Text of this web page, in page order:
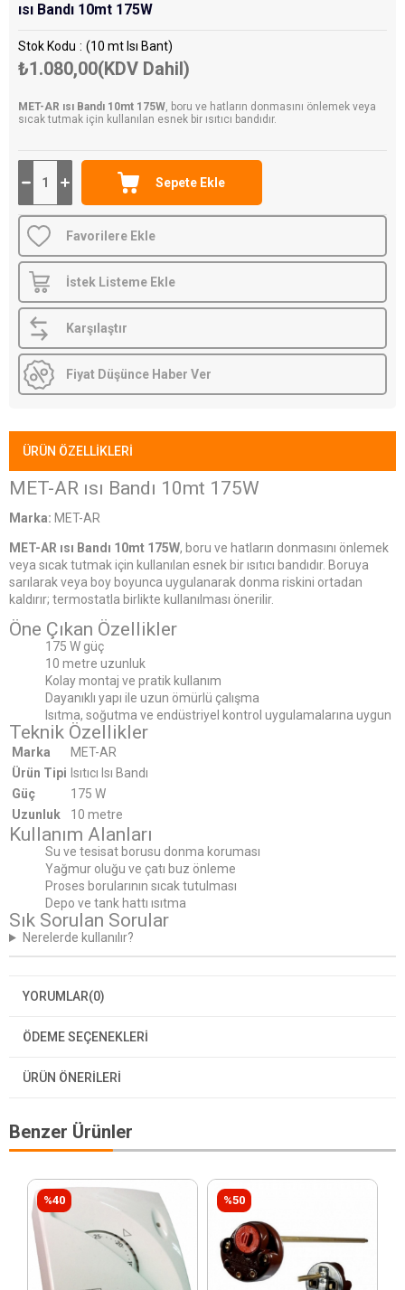
ısı Bandı 10mt 175W
Stok Kodu (10 mt Isı Bant)
₺1.080,00(KDV Dahil)
MET-AR ısı Bandı 10mt 175W, boru ve hatların donmasını önlemek veya
sıcak tutmak için kullanılan esnek bir ısıtıcı bandıdır.
Favorilere Ekle
İstek Listeme Ekle
Karşılaştır
Fiyat Düşünce Haber Ver
ÜRÜN ÖZELLIKLERI
MET-AR ısı Bandı 10mt 175W
Marka: MET-AR
MET-AR ısı Bandı 10mt 175W, boru ve hatların donmasını önlemek
veya sıcak tutmak için kullanılan esnek bir ısıtıcı bandıdır. Boruya
sarılarak veya boy boyunca uygulanarak donma riskini ortadan
kaldırır; termostatla birlikte kullanılması önerilir.
Öne Çıkan Özellikler
175 W güç
10 metre uzunluk
Kolay montaj ve pratik kullanım
Dayanıklı yapı ile uzun ömürlü çalışma
Isıtma, soğutma ve endüstriyel kontrol uygulamalarına uygun
Teknik Özellikler
Marka
MET-AR
Ürün Tipi Isıtıcı Isı Bandı
Güç
175 W
Uzunluk
10 metre
Kullanım Alanları
Su ve tesisat borusu donma koruması
Yağmur oluğu ve çatı buz önleme
Proses borularının sıcak tutulması
Depo ve tank hattı ısıtma
Sık Sorulan Sorular
Nerelerde kullanılır?
YORUMLAR(0)
ÖDEME SEÇENEKLERI
ÜRÜN ÖNERILERI
Benzer Ürünler
%40 %50